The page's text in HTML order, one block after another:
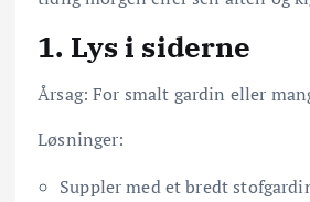
1. Lys i siderne
Årsag: For smalt gardin eller
Løsninger:
Suppler med et bredt